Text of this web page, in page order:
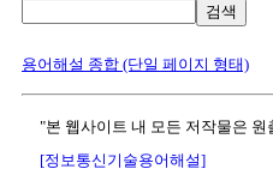
검색
용어해설 종합 (단일 페이지 형태)
"본 웹사이트 내 모든 저작물은
[정보통신기술용어해설]